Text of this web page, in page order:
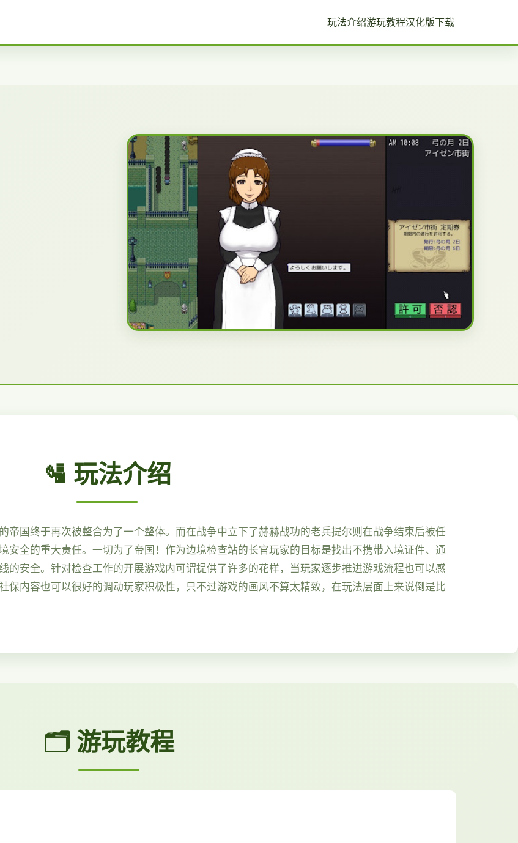
玩法介绍游玩教程汉化版下载
🛂 玩法介绍
帝国终于再次被整合为了一个整体。而在战争中立下了赫赫战功的老兵提尔则在战争结束后被任
安全的重大责任。一切为了帝国！作为边境检查站的长官玩家的目标是找出不携带入境证件、通
的安全。针对检查工作的开展游戏内可谓提供了许多的花样，当玩家逐步推进游戏流程也可以感
保内容也可以很好的调动玩家积极性，只不过游戏的画风不算太精致，在玩法层面上来说倒是比
🗂️ 游玩教程